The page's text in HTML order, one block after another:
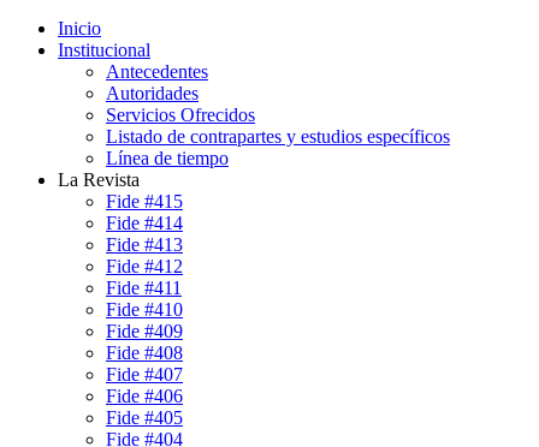
Inicio
Institucional
Antecedentes
Autoridades
Servicios Ofrecidos
Listado de contrapartes y estudios específicos
Línea de tiempo
La Revista
Fide #415
Fide #414
Fide #413
Fide #412
Fide #411
Fide #410
Fide #409
Fide #408
Fide #407
Fide #406
Fide #405
Fide #404